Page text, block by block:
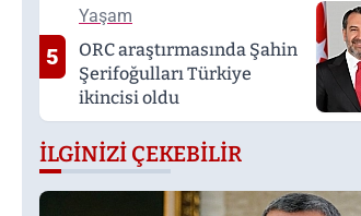
5
Yaşam
ORC araştırmasında Şahin
Şerifoğulları Türkiye
ikincisi oldu
İLGINIZI ÇEKEBILIR